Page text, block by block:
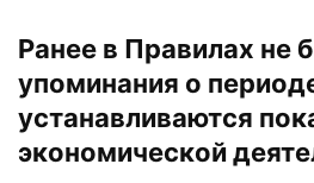
Ранее в Правилах не
упоминания о
устанавливаются
экономической